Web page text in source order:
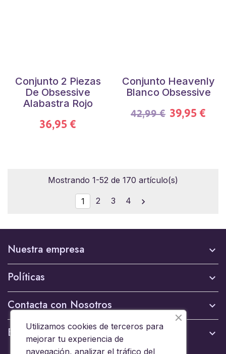
Conjunto 2 Piezas
De Obsessive
Alabastra Rojo
36,95 €
Conjunto Heavenly
Blanco Obsessive
42,99 € 39,95 €
Mostrando 1-52 de 170 artículo(s)
1 2 3 4 
Nuestra empresa 
Políticas 
Contacta con Nosotros 
Boletín 
Utilizamos cookies de terceros para
mejorar tu experiencia de
navegación, analizar el tráfico del